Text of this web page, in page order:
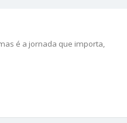
é a jornada que importa,